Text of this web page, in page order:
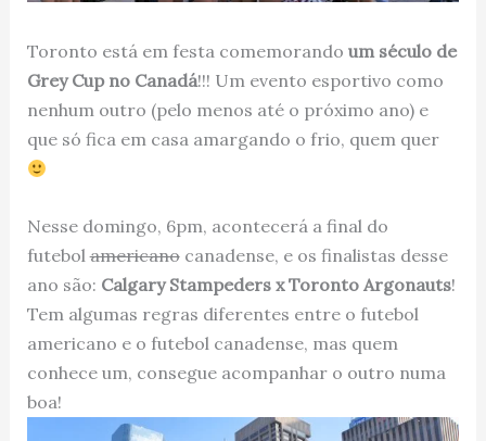
Toronto está em festa comemorando um século de
Grey Cup no Canadá!!! Um evento esportivo como
nenhum outro (pelo menos até o próximo ano) e
que só fica em casa amargando o frio, quem quer
Nesse domingo, 6pm, acontecerá a final do
futebolamericanocanadense, e os finalistas desse
ano são: Calgary Stampeders x Toronto Argonauts!
Tem algumas regras diferentes entre o futebol
americano e o futebol canadense, mas quem
conhece um, consegue acompanhar o outro numa
boa!